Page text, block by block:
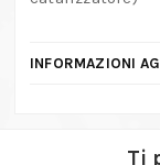
INFORMAZIONI
Ti